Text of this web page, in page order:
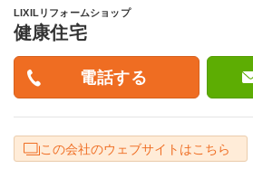
LIXILリフォームショップ
健康住宅
この会社のウェブサイトはこちら